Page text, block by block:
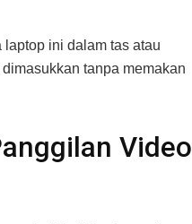
ini dalam tas atau
tanpa memakan
Video